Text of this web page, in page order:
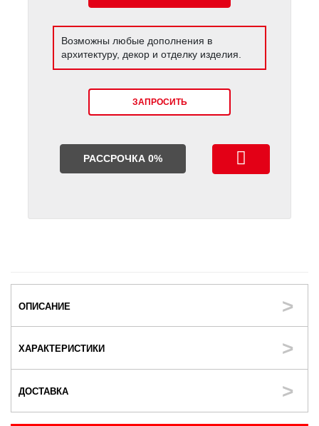
Возможны любые дополнения в
архитектуру, декор и отделку изделия.
ЗАПРОСИТЬ
РАССРОЧКА 0%
ОПИСАНИЕ
ХАРАКТЕРИСТИКИ
ДОСТАВКА